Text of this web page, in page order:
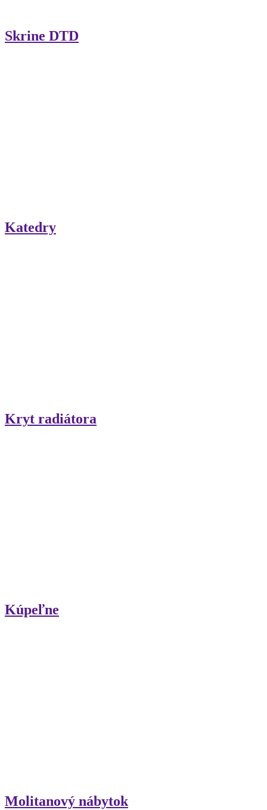
Skrine DTD
Katedry
Kryt radiátora
Kúpeľne
Molitanový nábytok